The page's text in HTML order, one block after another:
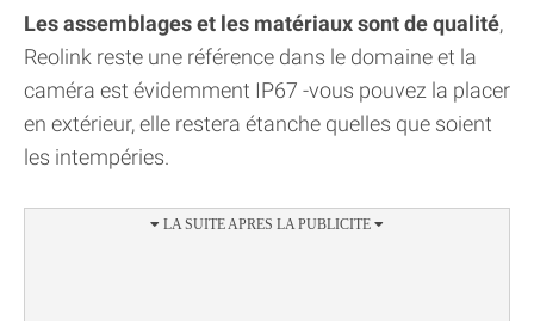
Les assemblages et les matériaux sont de qualité,
Reolink reste une référence dans le domaine et la
caméra est évidemment IP67 -vous pouvez la placer
en extérieur, elle restera étanche quelles que soient
les intempéries.